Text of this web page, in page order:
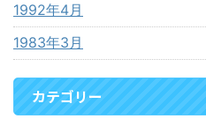
1992年4月
1983年3月
カテゴリー